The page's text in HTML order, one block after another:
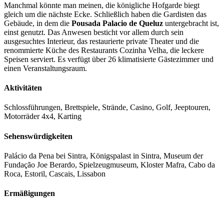
Manchmal könnte man meinen, die königliche Hofgarde biegt
gleich um die nächste Ecke. Schließlich haben die Gardisten das
Gebäude, in dem die Pousada Palacio de Queluz untergebracht ist,
einst genutzt. Das Anwesen besticht vor allem durch sein
ausgesuchtes Interieur, das restaurierte private Theater und die
renommierte Küche des Restaurants Cozinha Velha, die leckere
Speisen serviert. Es verfügt über 26 klimatisierte Gästezimmer und
einen Veranstaltungsraum.
Aktivitäten
Schlossführungen, Brettspiele, Strände, Casino, Golf, Jeeptouren,
Motorräder 4x4, Karting
Sehenswürdigkeiten
Palácio da Pena bei Sintra, Königspalast in Sintra, Museum der
Fundação Joe Berardo, Spielzeugmuseum, Kloster Mafra, Cabo da
Roca, Estoril, Cascais, Lissabon
Ermäßigungen